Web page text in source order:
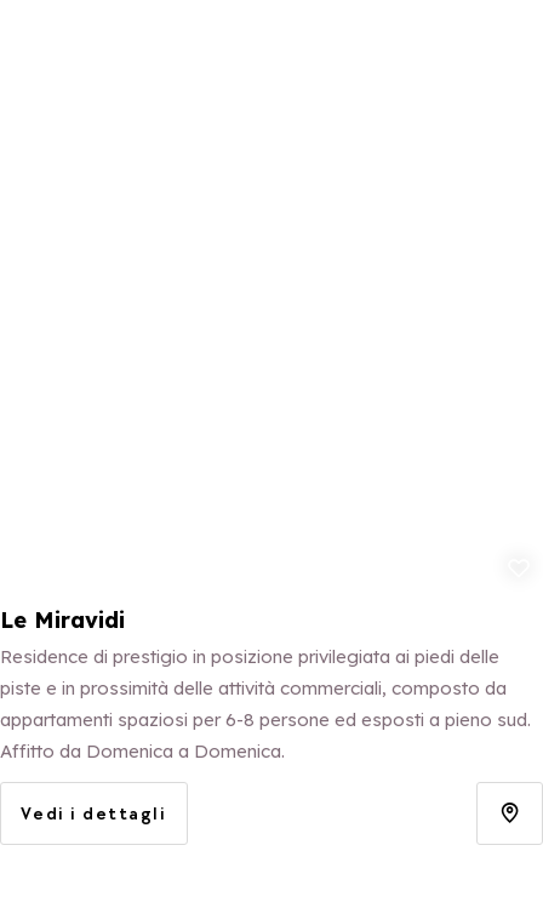
Le Miravidi
Residence di prestigio in posizione privilegiata ai piedi delle
piste e in prossimità delle attività commerciali, composto da
appartamenti spaziosi per 6-8 persone ed esposti a pieno sud.
Affitto da Domenica a Domenica.
Vedi i dettagli